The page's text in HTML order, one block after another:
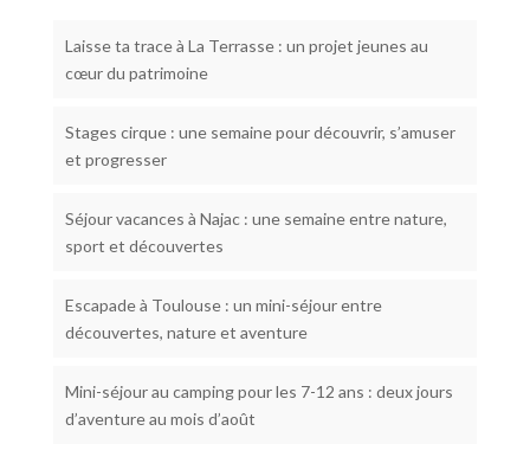
Laisse ta trace à La Terrasse : un projet jeunes au
cœur du patrimoine
Stages cirque : une semaine pour découvrir, s’amuser
et progresser
Séjour vacances à Najac : une semaine entre nature,
sport et découvertes
Escapade à Toulouse : un mini-séjour entre
découvertes, nature et aventure
Mini-séjour au camping pour les 7-12 ans : deux jours
d’aventure au mois d’août